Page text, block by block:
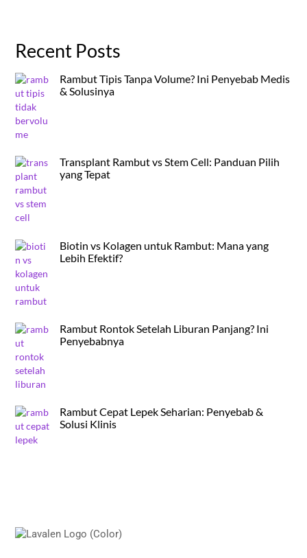
Recent Posts
Rambut Tipis Tanpa Volume? Ini Penyebab Medis
& Solusinya
Transplant Rambut vs Stem Cell: Panduan Pilih
yang Tepat
Biotin vs Kolagen untuk Rambut: Mana yang
Lebih Efektif?
Rambut Rontok Setelah Liburan Panjang? Ini
Penyebabnya
Rambut Cepat Lepek Seharian: Penyebab &
Solusi Klinis
Top